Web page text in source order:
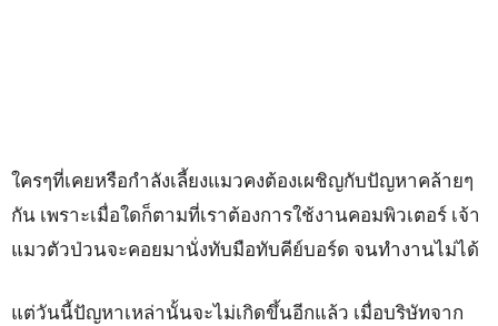
ใครๆที่เคยหรือกำลังเลี้ยงแมวคงต้องเผชิญกับปัญหาคล้ายๆ
กัน เพราะเมื่อใดก็ตามที่เราต้องการใช้งานคอมพิวเตอร์ เจ้า
แมวตัวป่วนจะคอยมานั่งทับมือทับคีย์บอร์ด จนทำงานไม่ได้
แต่วันนี้ปัญหาเหล่านั้นจะไม่เกิดขึ้นอีกแล้ว เมื่อบริษัทจาก